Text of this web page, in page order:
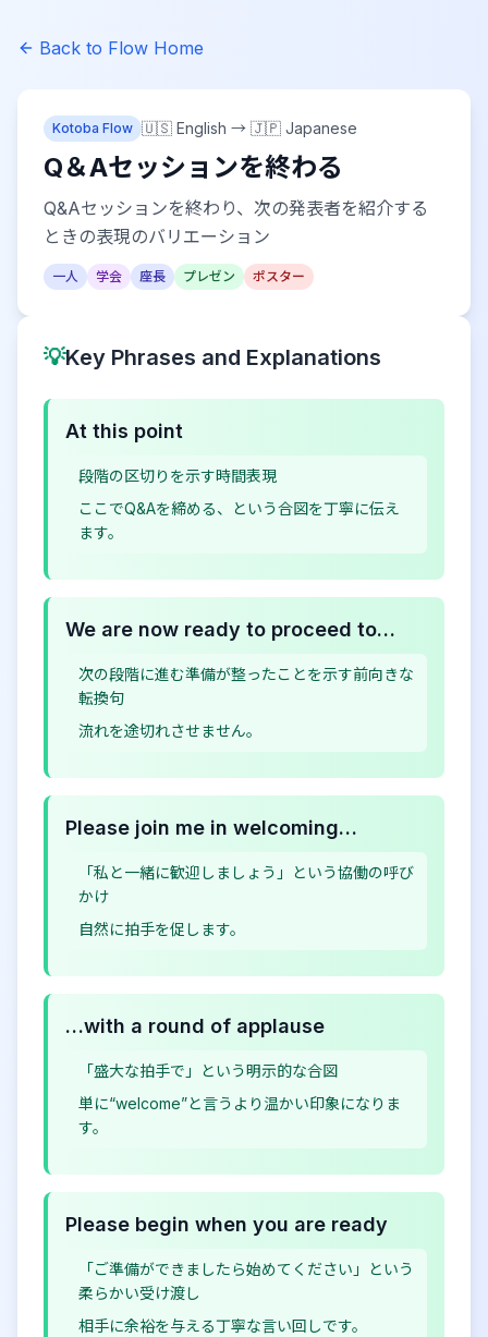
Back to Flow Home
Kotoba Flow 🇺🇸 English → 🇯🇵 Japanese
Q＆Aセッションを終わる
Q&Aセッションを終わり、次の発表者を紹介する
ときの表現のバリエーション
一人 学会 座長 プレゼン ポスター
💡Key Phrases and Explanations
At this point
段階の区切りを示す時間表現
ここでQ&Aを締める、という合図を丁寧に伝え
ます。
We are now ready to proceed to…
次の段階に進む準備が整ったことを示す前向きな
転換句
流れを途切れさせません。
Please join me in welcoming…
「私と一緒に歓迎しましょう」という協働の呼び
かけ
自然に拍手を促します。
…with a round of applause
「盛大な拍手で」という明示的な合図
単に“welcome”と言うより温かい印象になりま
す。
Please begin when you are ready
「ご準備ができましたら始めてください」という
柔らかい受け渡し
相手に余裕を与える丁寧な言い回しです。